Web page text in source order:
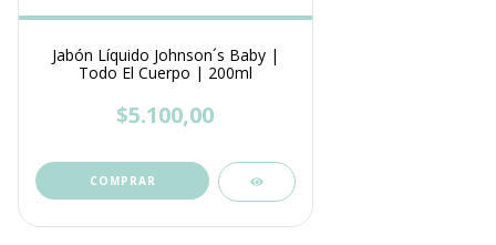
Jabón Líquido Johnson´s Baby |
Todo El Cuerpo | 200ml
$5.100,00